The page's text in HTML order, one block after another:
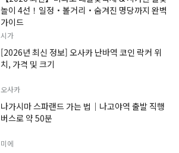
놀이 4선！일정・볼거리・숨겨진 명당까지 완벽
가이드
시가
[2026년 최신 정보] 오사카 난바역 코인 락커 위
치, 가격 및 크기
오사카
나가시마 스파랜드 가는 법｜나고야역 출발 직행
버스로 약 50분
미에